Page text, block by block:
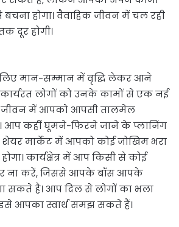
होगा। वैवाहिक जीवन में चल रही
दूर होगी।
मान-सम्मान में वृद्धि लेकर आने
कार्यरत लोगों को उनके कामों से एक नई
जीवन में आपको आपसी तालमेल
आप कहीं घूमने-फिरने जाने के प्लानिंग
मार्केट में आपको कोई जोखिम भरा
कार्यक्षेत्र में आप किसी से कोई
ना करें, जिससे आपके बॉस आपके
सकते हैं। आप दिल से लोगों का भला
आपका स्वार्थ समझ सकते हैं।